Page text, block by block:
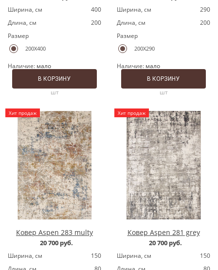
Ширина, cм
400
Длина, cм
200
Размер
200X400
Наличие: мало
шт
В КОРЗИНУ
Ширина, cм
290
Длина, cм
200
Размер
200X290
Наличие: мало
шт
В КОРЗИНУ
Хит продаж
Ковер Aspen 283 multy
20 700 руб.
Ширина, cм
150
Хит продаж
Ковер Aspen 281 grey
20 700 руб.
Ширина, cм
150